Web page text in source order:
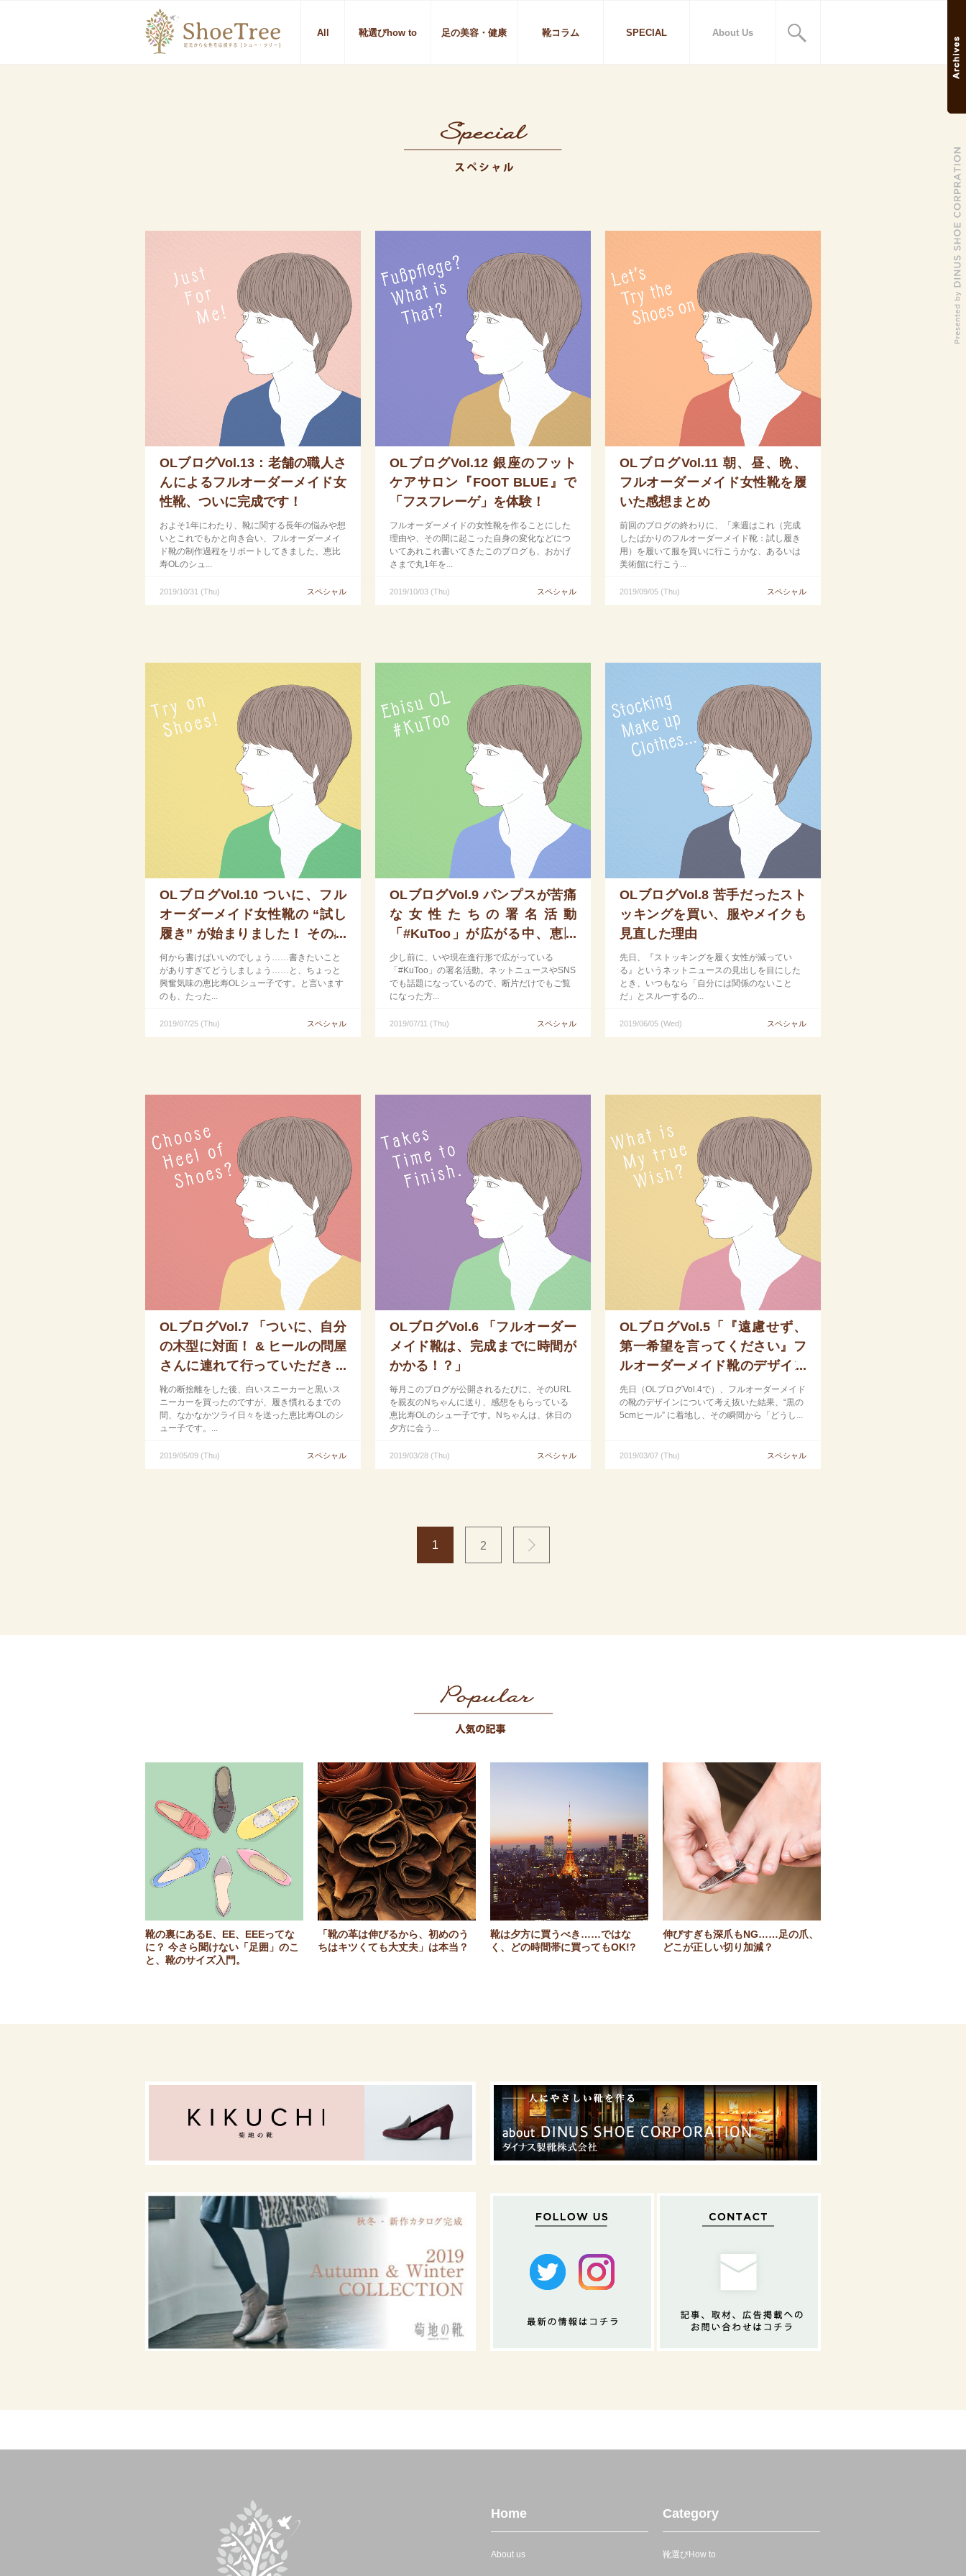
All 靴選びhow to 足の美容・健康 靴コラム SPECIAL About Us
OLブログVol.13：老舗の職人さ
んによるフルオーダーメイド女
性靴、ついに完成です！
およそ1年にわたり、靴に関する長年の悩みや想
いとこれでもかと向き合い、フルオーダーメイ
ド靴の制作過程をリポートしてきました、恵比
寿OLのシュ...
2019/10/31 (Thu) スペシャル
OLブログVol.12 銀座のフット
ケアサロン『FOOT BLUE』で
「フスフレーゲ」を体験！
フルオーダーメイドの女性靴を作ることにした
理由や、その間に起こった自身の変化などにつ
いてあれこれ書いてきたこのブログも、おかげ
さまで丸1年を...
2019/10/03 (Thu) スペシャル
OLブログVol.11 朝、昼、晩、
フルオーダーメイド女性靴を履
いた感想まとめ
前回のブログの終わりに、「来週はこれ（完成
したばかりのフルオーダーメイド靴：試し履き
用）を履いて服を買いに行こうかな、あるいは
美術館に行こう...
2019/09/05 (Thu) スペシャル
OLブログVol.10 ついに、フル
オーダーメイド女性靴の “試し
履き” が始まりました！ その感
想はじんわりと……
何から書けばいいのでしょう……書きたいこと
がありすぎてどうしましょう……と、ちょっと
興奮気味の恵比寿OLシュー子です。と言います
のも、たった...
2019/07/25 (Thu) スペシャル
OLブログVol.9 パンプスが苦痛
な女性たちの署名活動
「#KuToo」が広がる中、恵比
寿OLが考えていたこと
少し前に、いや現在進行形で広がっている
「#KuToo」の署名活動。ネットニュースやSNS
でも話題になっているので、断片だけでもご覧
になった方...
2019/07/11 (Thu) スペシャル
OLブログVol.8 苦手だったスト
ッキングを買い、服やメイクも
見直した理由
先日、『ストッキングを履く女性が減ってい
る』というネットニュースの見出しを目にした
とき、いつもなら「自分には関係のないこと
だ」とスルーするの...
2019/06/05 (Wed) スペシャル
OLブログVol.7 「ついに、自分
の木型に対面！ & ヒールの問屋
さんに連れて行っていただきま
した！」
靴の断捨離をした後、白いスニーカーと黒いス
ニーカーを買ったのですが、履き慣れるまでの
間、なかなかツライ日々を送った恵比寿OLのシ
ュー子です。...
2019/05/09 (Thu) スペシャル
OLブログVol.6 「フルオーダー
メイド靴は、完成までに時間が
かかる！？」
毎月このブログが公開されるたびに、そのURL
を親友のNちゃんに送り、感想をもらっている
恵比寿OLのシュー子です。Nちゃんは、休日の
夕方に会う...
2019/03/28 (Thu) スペシャル
OLブログVol.5「『遠慮せず、
第一希望を言ってください』フ
ルオーダーメイド靴のデザイン
もう一度」
先日（OLブログVol.4で）、フルオーダーメイド
の靴のデザインについて考え抜いた結果、“黒の
5cmヒール” に着地し、その瞬間から「どうし...
2019/03/07 (Thu) スペシャル
1 2
靴の裏にあるE、EE、EEEってな
に？ 今さら聞けない「足囲」のこ
と、靴のサイズ入門。
「靴の革は伸びるから、初めのう
ちはキツくても大丈夫」は本当？
靴は夕方に買うべき……ではな
く、どの時間帯に買ってもOK!?
伸びすぎも深爪もNG……足の爪、
どこが正しい切り加減？
Home
About us
Category
靴選びHow to